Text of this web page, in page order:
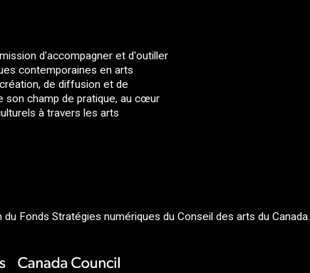
d'accompagner et d'outiller
contemporaines en arts
de diffusion et de
son champ de pratique, au cœur
à travers les arts
Fonds Stratégies numériques du Conseil des arts du Canada.